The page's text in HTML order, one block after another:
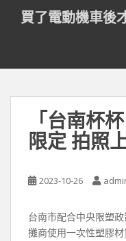
t
買了電動機車後
「台南杯
限定 拍照
2023-10-26
台南市配合中央限塑
攤商使用一次性塑膠